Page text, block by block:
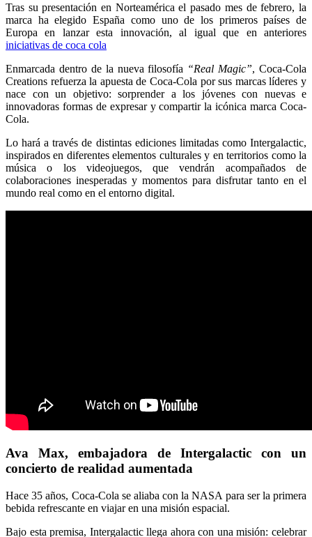
Tras su presentación en Norteamérica el pasado mes de febrero, la
marca ha elegido España como uno de los primeros países de
Europa en lanzar esta innovación, al igual que en anteriores
iniciativas de coca cola
Enmarcada dentro de la nueva filosofía “Real Magic”, Coca-Cola
Creations refuerza la apuesta de Coca-Cola por sus marcas líderes y
nace con un objetivo: sorprender a los jóvenes con nuevas e
innovadoras formas de expresar y compartir la icónica marca Coca-
Cola.
Lo hará a través de distintas ediciones limitadas como Intergalactic,
inspirados en diferentes elementos culturales y en territorios como la
música o los videojuegos, que vendrán acompañados de
colaboraciones inesperadas y momentos para disfrutar tanto en el
mundo real como en el entorno digital.
Ava Max, embajadora de Intergalactic con un
concierto de realidad aumentada
Hace 35 años, Coca-Cola se aliaba con la NASA para ser la primera
bebida refrescante en viajar en una misión espacial.
Bajo esta premisa, Intergalactic llega ahora con una misión: celebrar